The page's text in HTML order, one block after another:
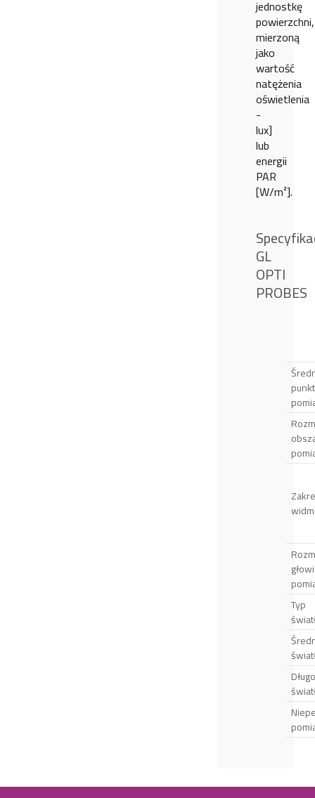
jednostkę
powierzchni,
mierzoną
jako
wartość
natężenia
oświetlenia
-
lux]
lub
energii
PAR
[W/m²].
GL
OPTI
PROBES
Typ